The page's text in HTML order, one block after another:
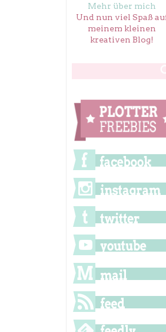
Mehr über mich
Und nun viel Spaß
meinem kleinen
kreativen Blog!